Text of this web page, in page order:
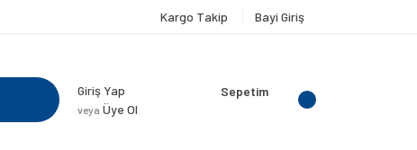
Kargo Takip Bayi Giriş
Giriş Yap
veya Üye Ol
Sepetim